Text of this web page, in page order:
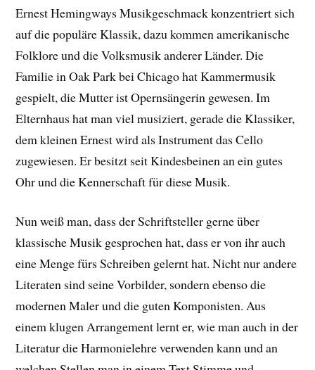
Ernest Hemingways Musikgeschmack konzentriert sich
auf die populäre Klassik, dazu kommen amerikanische
Folklore und die Volksmusik anderer Länder. Die
Familie in Oak Park bei Chicago hat Kammermusik
gespielt, die Mutter ist Opernsängerin gewesen. Im
Elternhaus hat man viel musiziert, gerade die Klassiker,
dem kleinen Ernest wird als Instrument das Cello
zugewiesen. Er besitzt seit Kindesbeinen an ein gutes
Ohr und die Kennerschaft für diese Musik.
Nun weiß man, dass der Schriftsteller gerne über
klassische Musik gesprochen hat, dass er von ihr auch
eine Menge fürs Schreiben gelernt hat. Nicht nur andere
Literaten sind seine Vorbilder, sondern ebenso die
modernen Maler und die guten Komponisten. Aus
einem klugen Arrangement lernt er, wie man auch in der
Literatur die Harmonielehre verwenden kann und an